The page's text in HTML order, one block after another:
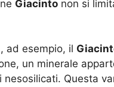
Giacinto non si
ad esempio, il
un minerale
nesosilicati. Questa